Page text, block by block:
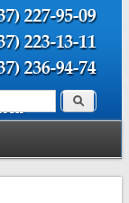
Поиск